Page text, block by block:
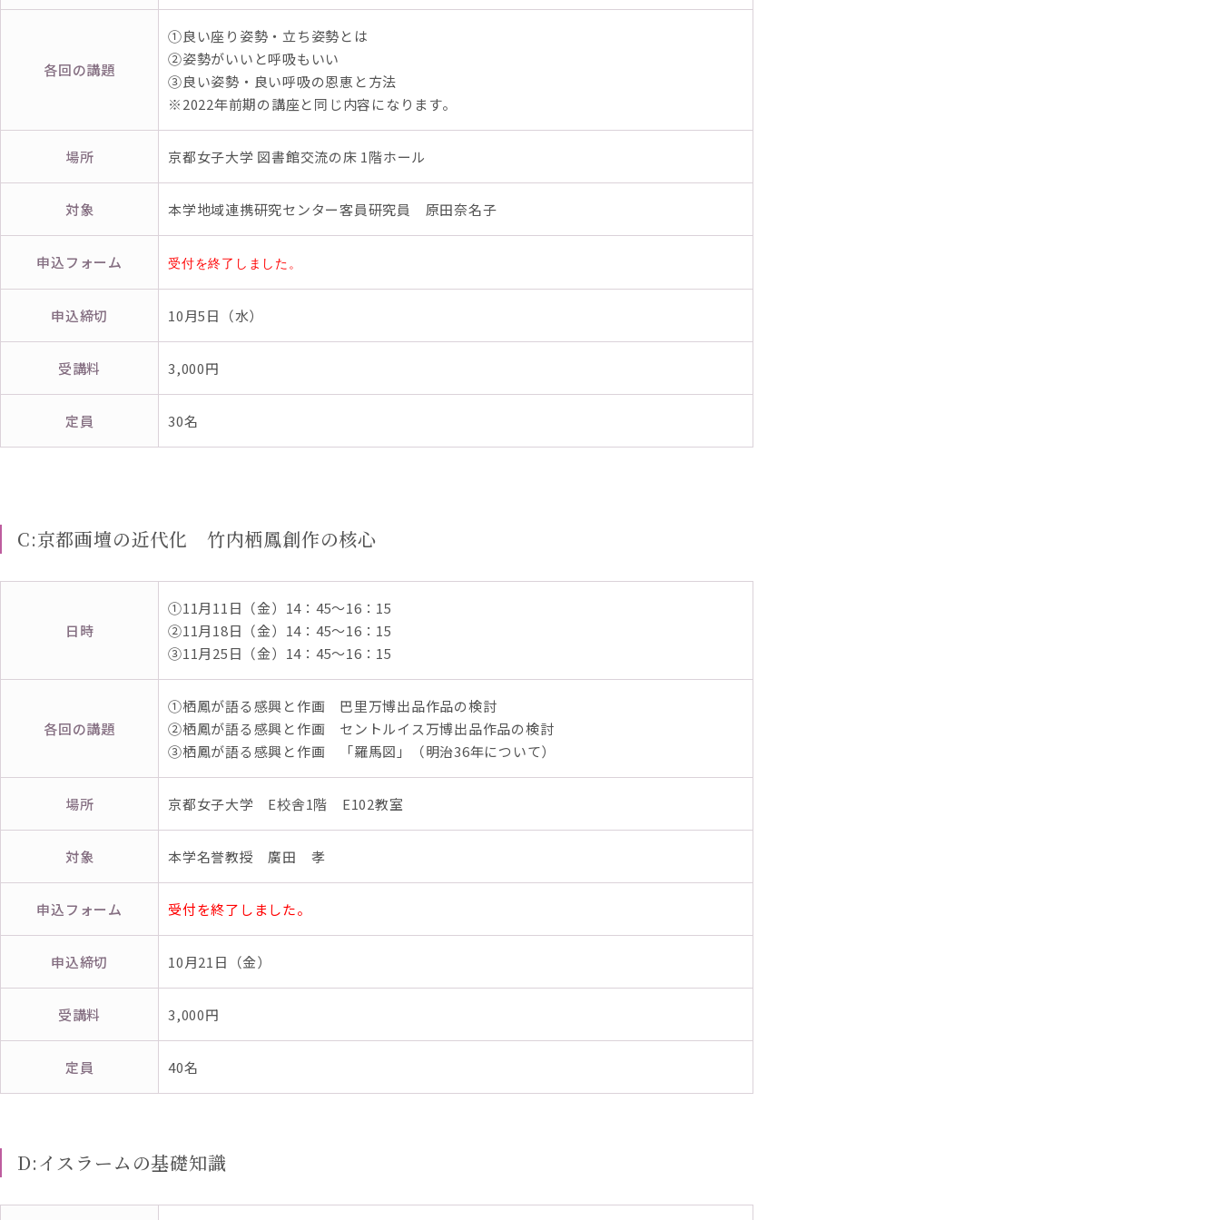
各回の講題
①良い座り姿勢・立ち姿勢とは
②姿勢がいいと呼吸もいい
③良い姿勢・良い呼吸の恩恵と方法
※2022年前期の講座と同じ内容になります。
場所 京都女子大学 図書館交流の床 1階ホール
対象 本学地域連携研究センター客員研究員 原田奈名子
申込フォーム 受付を終了しました。
申込締切 10月5日（水）
受講料 3,000円
定員 30名
C:京都画壇の近代化 竹内栖鳳創作の核心
日時
①11月11日（金）14：45～16：15
②11月18日（金）14：45～16：15
③11月25日（金）14：45～16：15
各回の講題
①栖鳳が語る感興と作画 巴里万博出品作品の検討
②栖鳳が語る感興と作画 セントルイス万博出品作品の検討
③栖鳳が語る感興と作画 「羅馬図」（明治36年について）
場所 京都女子大学 E校舎1階 E102教室
対象 本学名誉教授 廣田 孝
申込フォーム 受付を終了しました。
申込締切 10月21日（金）
受講料 3,000円
定員 40名
D:イスラームの基礎知識